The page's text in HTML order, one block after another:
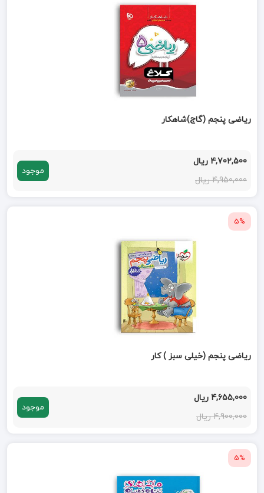
ریاضی پنجم (گاج)شاهکار
4,702,500 ریال
4,950,000 ریال
موجود
5%
ریاضی پنجم (خیلی سبز ) کار
4,655,000 ریال
4,900,000 ریال
موجود
5%